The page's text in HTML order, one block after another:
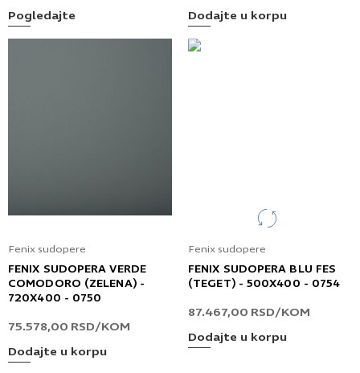
Pogledajte
Dodajte u korpu
Fenix sudopere
FENIX SUDOPERA VERDE
COMODORO (ZELENA) -
720X400 - 0750
75.578,00 RSD/KOM
Dodajte u korpu
Fenix sudopere
FENIX SUDOPERA BLU FES
(TEGET) - 500X400 - 0754
87.467,00 RSD/KOM
Dodajte u korpu